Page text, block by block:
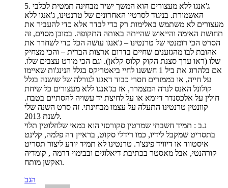
5. ג'אנגו ללא מעצורים הוא המשך ישיר מבחינה תמטית לכלבי
האשמורת. בניגוד לסרטיו האחרונים של טרנטינו, ג'אנגו ללא
מעצורים לא משתמש באלימות רק כדי לבדר אלא כדי להעביר את
תחושת האימה והייאוש שהייתה באותה התקופה. במובן מסוים, זה
הסרט הכי רומנטי של טרנטינו – ג'אנגו עושה הכל כדי לשחרר את
אהובת לבו מהגזענים שחיים בדרום ארצות הברית – והכי מצחיק
שלו (ראו ערך סצנת הקוק קלוס קלאן). וגם הכי מורט עצבים שלו.
אם בלהרוג את ביל 1 חששנו לחיי ביאטריקס בגלל הנינג'ות שאיימו
על חייה, או בממזרים חסרי כבוד דאגנו לגורלה של שושנה בגלל
קולונל האנס לנדה המצמרר, אז בג'אנגו ללא מעצורים כל שיחת
חולין על אלכסנדר דיומא או על לחיצת יד עשויה להסתיים בטבח.
קוונטין טרנטינו התעלה על עצמו מבחינתי. זה סרט השנה שלי
לשנת 2013.
נ.ב : תמיד חשבתי שמרטין סקורסזי הוא במאי שלחלוטין תלוי
בתסריט שמקבל לידיו, כמו רידלי סקוט, בראיין דה פלמה, קלינט
איסטווד או דיוויד פינצ'ר. טרנטינו לא תמיד יודע ליצור תסריט
קורהנטי, אבל מאסטר בכתיבת דיאלוגים ובבימוי דרמה , קומדיה
ואקשן מותח.
הגב